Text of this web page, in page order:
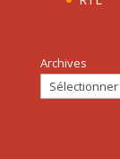
Archives